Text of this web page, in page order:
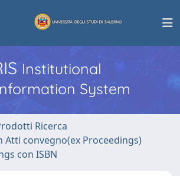
Institutional
System
Ricerca
Atti convegno(ex Proceedings)
con ISBN